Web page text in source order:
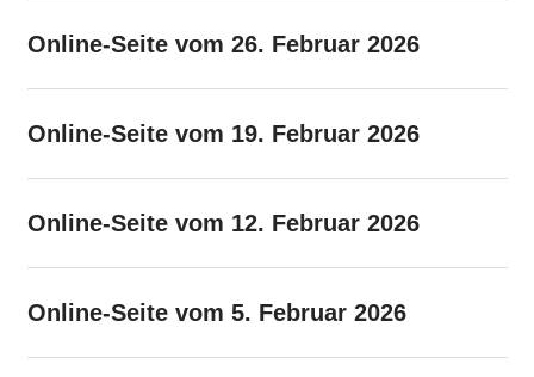
Online-Seite vom 26. Februar 2026
Online-Seite vom 19. Februar 2026
Online-Seite vom 12. Februar 2026
Online-Seite vom 5. Februar 2026